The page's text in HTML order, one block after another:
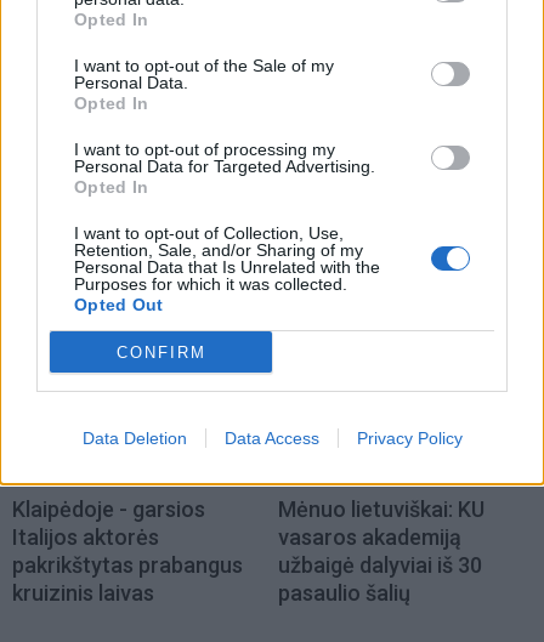
Opted In
I want to opt-out of the Sale of my
Personal Data.
Opted In
I want to opt-out of processing my
Personal Data for Targeted Advertising.
Opted In
I want to opt-out of Collection, Use,
Retention, Sale, and/or Sharing of my
Personal Data that Is Unrelated with the
Purposes for which it was collected.
Opted Out
CONFIRM
Data Deletion Data Access Privacy Policy
Klaipėdos pulsas
Apleistą paviljoną
atakuoja vandalai: po dar
kreiptis į policiją(6)
Po „Vakarų ekspreso“
publikacijos nutraukiama
autobusų keleivių
kontrolieriais
(13)
Klaipėdoje - garsios
Italijos aktorės
pakrikštytas prabangus
kruizinis laivas
Mėnuo lietuviškai: KU
vasaros akademiją
užbaigė dalyviai iš 30
pasaulio šalių